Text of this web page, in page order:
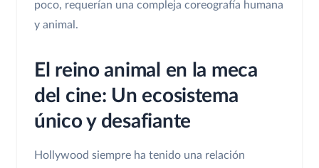
poco, requerían una compleja coreografía humana
y animal.
El reino animal en la meca
del cine: Un ecosistema
único y desafiante
Hollywood siempre ha tenido una relación